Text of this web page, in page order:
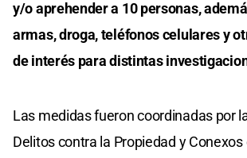
y/o aprehender a 10 personas,
armas, droga, teléfonos celulares y
de interés para distintas
Las medidas fueron coordinadas por
Delitos contra la Propiedad y Conexos